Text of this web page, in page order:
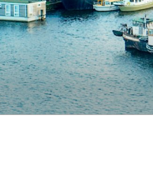
Zum
Inhalt
springen